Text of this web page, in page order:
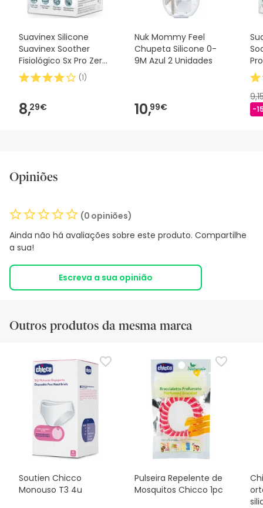
Suavinex Silicone
Suavinex Soother
Fisiológico Sx Pro Zero
2m 1 peça
(1)
8,29€
Nuk Mommy Feel
Chupeta Silicone 0-
9M Azul 2 Unidades
10,99€ -
Opiniões
(0 opiniões)
Ainda não há avaliações sobre este produto. Compartilhe
a sua!
Escreva a sua opinião
Outros produtos da mesma marca
Soutien Chicco
Monouso T3 4u
Pulseira Repelente de
Mosquitos Chicco 1pc